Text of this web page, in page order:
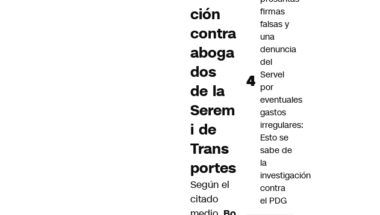
ción
contra
aboga
dos
de la
Serem
i de
Trans
portes
Según el
citado
firmas
falsas y
una
denuncia
del
Servel
por
eventuales
gastos
irregulares:
Esto se
sabe de
la
investigación
contra
el PDG